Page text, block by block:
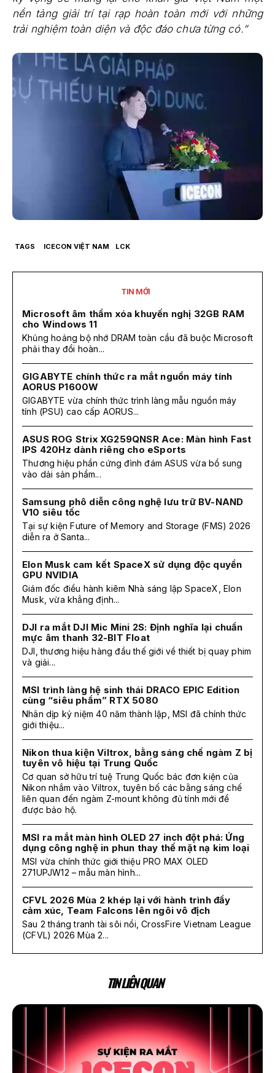
nền tảng giải trí tại rạp hoàn toàn mới với những
trải nghiệm toàn diện và độc đáo chưa từng có.”
TAGS ICECON VIỆT NAM LCK
TIN MỚI
Microsoft âm thầm xóa khuyến nghị 32GB RAM
cho Windows 11
Khủng hoảng bộ nhớ DRAM toàn cầu đã buộc Microsoft
phải thay đổi hoàn...
GIGABYTE chính thức ra mắt nguồn máy tính
AORUS P1600W
GIGABYTE vừa chính thức trình làng mẫu nguồn máy
tính (PSU) cao cấp AORUS...
ASUS ROG Strix XG259QNSR Ace: Màn hình Fast
IPS 420Hz dành riêng cho eSports
Thương hiệu phần cứng đình đám ASUS vừa bổ sung
vào dải sản phẩm...
Samsung phô diễn công nghệ lưu trữ BV-NAND
V10 siêu tốc
Tại sự kiện Future of Memory and Storage (FMS) 2026
diễn ra ở Santa...
Elon Musk cam kết SpaceX sử dụng độc quyền
GPU NVIDIA
Giám đốc điều hành kiêm Nhà sáng lập SpaceX, Elon
Musk, vừa khẳng định...
DJI ra mắt DJI Mic Mini 2S: Định nghĩa lại chuẩn
mực âm thanh 32-BIT Float
DJI, thương hiệu hàng đầu thế giới về thiết bị quay phim
và giải...
MSI trình làng hệ sinh thái DRACO EPIC Edition
cùng “siêu phẩm” RTX 5080
Nhân dịp kỷ niệm 40 năm thành lập, MSI đã chính thức
giới thiệu...
Nikon thua kiện Viltrox, bằng sáng chế ngàm Z bị
tuyên vô hiệu tại Trung Quốc
Cơ quan sở hữu trí tuệ Trung Quốc bác đơn kiện của
Nikon nhắm vào Viltrox, tuyên bố các bằng sáng chế
liên quan đến ngàm Z-mount không đủ tính mới để
được bảo hộ.
MSI ra mắt màn hình OLED 27 inch đột phá: Ứng
dụng công nghệ in phun thay thế mặt nạ kim loại
MSI vừa chính thức giới thiệu PRO MAX OLED
271UPJW12 – mẫu màn hình...
CFVL 2026 Mùa 2 khép lại với hành trình đầy
cảm xúc, Team Falcons lên ngôi vô địch
Sau 2 tháng tranh tài sôi nổi, CrossFire Vietnam League
(CFVL) 2026 Mùa 2...
TIN LIÊN QUAN